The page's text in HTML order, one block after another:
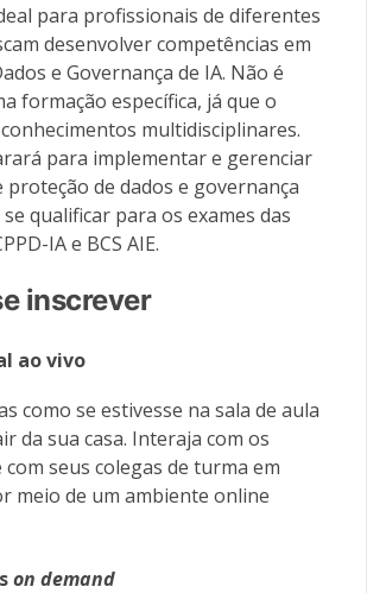
para profissionais de diferentes
desenvolver competências em
e Governança de IA. Não é
formação específica, já que o
multidisciplinares.
para implementar e gerenciar
de dados e governança
se qualificar para os exames das
IA e BCS AIE.
inscrever
ao vivo
como se estivesse na sala de aula
da sua casa. Interaja com os
seus colegas de turma em
meio de um ambiente online
on demand